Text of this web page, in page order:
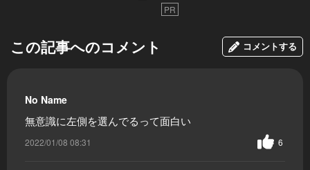
PR
この記事へのコメント コメントする
No Name
無意識に左側を選んでるって面白い
2022/01/08 08:31 6